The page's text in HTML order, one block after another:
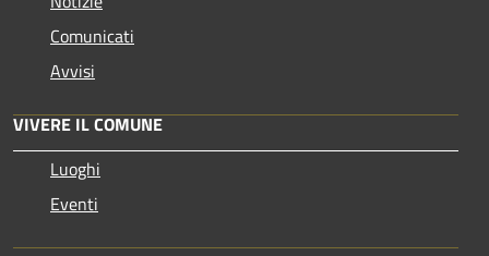
Comunicati
Avvisi
VIVERE IL COMUNE
Luoghi
Eventi